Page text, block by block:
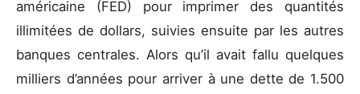
américaine (FED) pour imprimer des quantités
illimitées de dollars, suivies ensuite par les autres
banques centrales. Alors qu’il avait fallu quelques
milliers d’années pour arriver à une dette de 1.500